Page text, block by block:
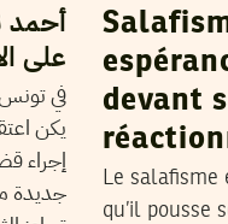
أحمد
على
في
إجراء
جديدة
devant
Le
qu’il pousse